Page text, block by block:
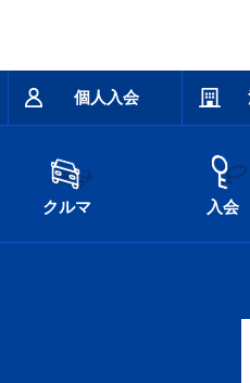
個人入会
クルマ 入会